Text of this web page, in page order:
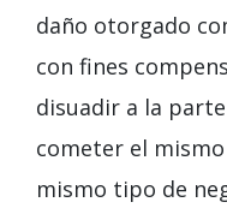
daño otorgado
con fines
disuadir a la
cometer el
mismo tipo de